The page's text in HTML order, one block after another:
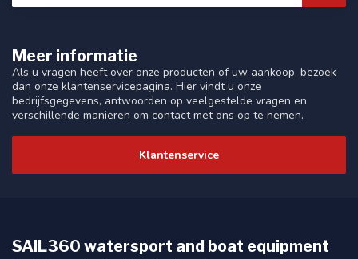
Meer informatie
Als u vragen heeft over onze producten of uw aankoop, bezoek
dan onze klantenservicepagina. Hier vindt u onze
bedrijfsgegevens, antwoorden op veelgestelde vragen en
verschillende manieren om contact met ons op te nemen.
Klantenservice
SAIL360 watersport and boat equipment